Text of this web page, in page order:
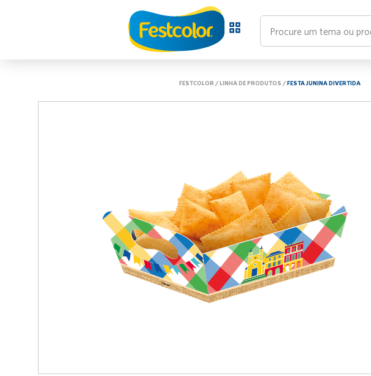
FESTCOLOR /LINHA DE PRODUTOS /FESTA JUNINA DIVERTIDA